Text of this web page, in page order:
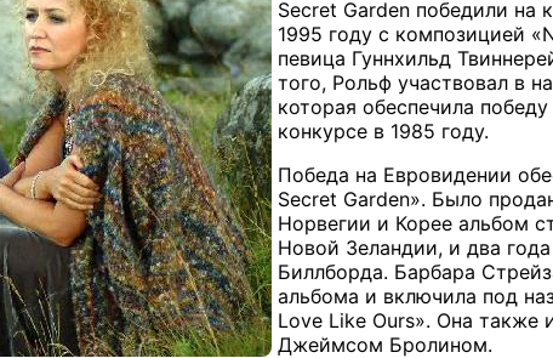
Secret Garden победили на
1995 году с композицией
певица Гуннхильд
того, Рольф участвовал в
которая обеспечила
конкурсе в 1985 году.
Победа на Евровидении
Secret Garden». Было
Норвегии и Корее альбом
Новой Зеландии, и два
Биллборда. Барбара
альбома и включила под
Love Like Ours». Она также
Джеймсом Бролином.